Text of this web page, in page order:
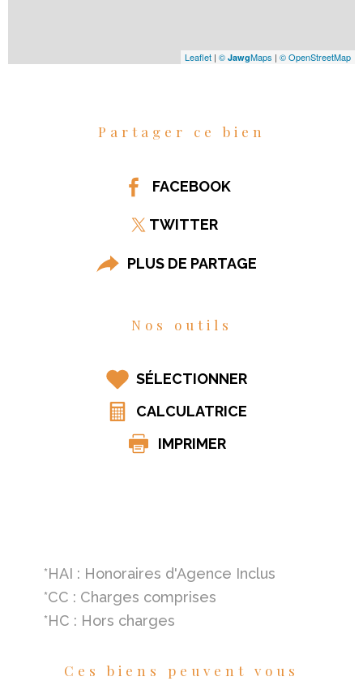
Leaflet | © JawgMaps | © OpenStreetMap
Partager ce bien
FACEBOOK
TWITTER
PLUS DE PARTAGE
Nos outils
SÉLECTIONNER
CALCULATRICE
IMPRIMER
*HAI : Honoraires d'Agence Inclus
*CC : Charges comprises
*HC : Hors charges
Ces biens peuvent vous